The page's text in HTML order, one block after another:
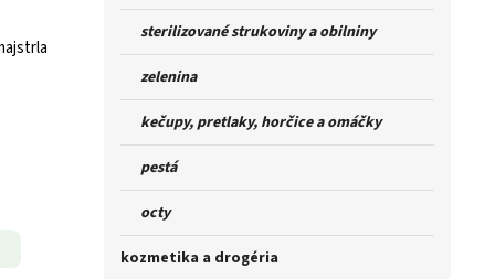
sterilizované strukoviny a obilniny
zelenina
kečupy, pretlaky, horčice a omáčky
pestá
octy
kozmetika a drogéria